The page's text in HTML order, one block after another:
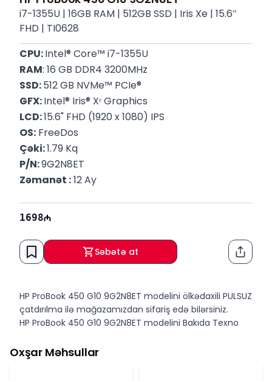
i7-1355U | 16GB RAM | 512GB SSD | Iris Xe | 15.6″
FHD | TI0628
CPU: Intel® Core™ i7-1355U
RAM: 16 GB DDR4 3200MHz
SSD: 512 GB NVMe™ PCIe®
GFX: Intel® Iris® Xᵉ Graphics
LCD: 15.6" FHD (1920 x 1080) IPS
OS: FreeDos
Çəki: 1.79 Kq
P/N: 9G2N8ET
Zəmanət : 12 Ay
1698
Səbətə at
HP ProBook 450 G10 9G2N8ET modelini ölkədaxili PULSUZ
çatdırılma ilə mağazamızdan sifariş edə bilərsiniz.
HP ProBook 450 G10 9G2N8ET modelini Bakıda Texno
edə bilərsiniz.
Oxşar Məhsullar